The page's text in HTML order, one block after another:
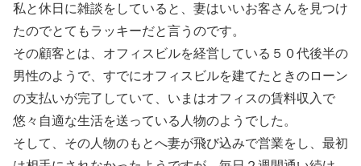
私と休日に雑談をしていると、妻はいいお客さんを見つけ
たのでとてもラッキーだと言うのです。
その顧客とは、オフィスビルを経営している５０代後半の
男性のようで、すでにオフィスビルを建てたときのローン
の支払いが完了していて、いまはオフィスの賃料収入で
悠々自適な生活を送っている人物のようでした。
そして、その人物のもとへ妻が飛び込みで営業をし、最初